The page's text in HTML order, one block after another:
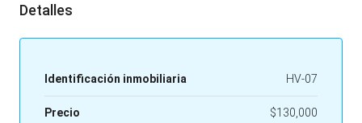
Detalles
Identificación inmobiliaria HV-07
Precio $130,000